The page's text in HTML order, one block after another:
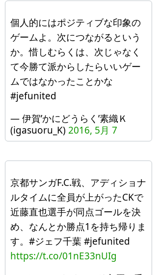
個人的にはポジティブな印象の
ゲームよ。次につながるという
か。惜しむらくは、次じゃなく
て今勝て派からしたらいいゲー
ムではなかったことかな
#jefunited
— 伊賀’かにどうらく’素織Ｋ
(igasuoru_K) 2016, 5月 7
京都サンガF.C.戦、アディショナ
ルタイムに全員が上がったCKで
近藤直也選手が同点ゴールを決
め、なんとか勝点1を持ち帰りま
す。#ジェフ千葉 #jefunited
https://t.co/01nE33nUIg